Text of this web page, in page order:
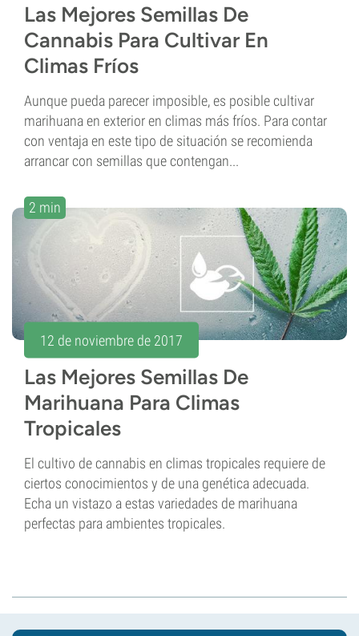
Las Mejores Semillas De
Cannabis Para Cultivar En
Climas Fríos
Aunque pueda parecer imposible, es posible cultivar
marihuana en exterior en climas más fríos. Para contar
con ventaja en este tipo de situación se recomienda
arrancar con semillas que contengan...
2 min
12 de noviembre de 2017
Las Mejores Semillas De
Marihuana Para Climas
Tropicales
El cultivo de cannabis en climas tropicales requiere de
ciertos conocimientos y de una genética adecuada.
Echa un vistazo a estas variedades de marihuana
perfectas para ambientes tropicales.